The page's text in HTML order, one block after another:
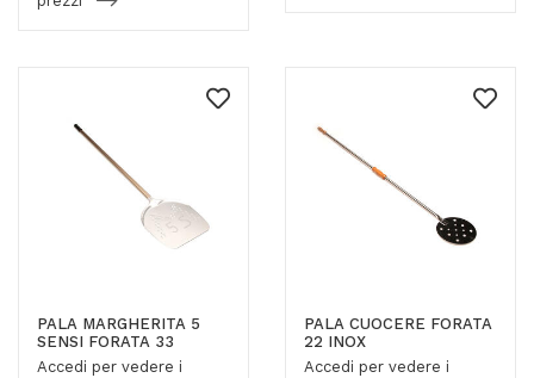
PALA MARGHERITA 5
SENSI FORATA 33
Accedi per vedere i
PALA CUOCERE FORATA
22 INOX
Accedi per vedere i